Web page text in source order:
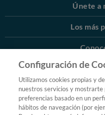
Únete a
Los más
Más
©
Condiciones generales
Configuración de
Utilizamos cookies propias y
nuestros servicios y mostrarte
preferencias basado en un
hábitos de navegación (por